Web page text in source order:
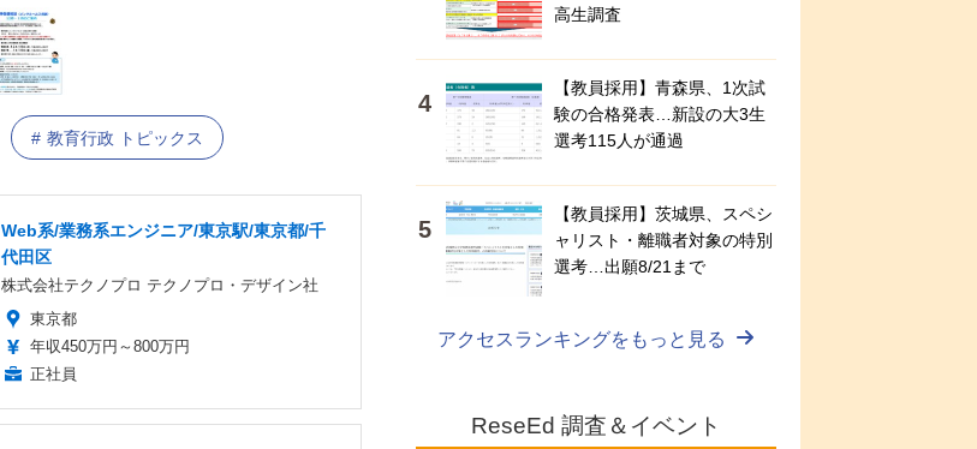
教育行政 トピックス
Web系/業務系エンジニア/東京駅/東京都/千
代田区
株式会社テクノプロ テクノプロ・デザイン社
東京都
年収450万円～800万円
正社員
高生調査
【教員採用】青森県、1次試
験の合格発表…新設の大3生
選考115人が通過
【教員採用】茨城県、スペシ
ャリスト・離職者対象の特別
選考…出願8/21まで
アクセスランキングをもっと見る
ReseEd 調査＆イベント